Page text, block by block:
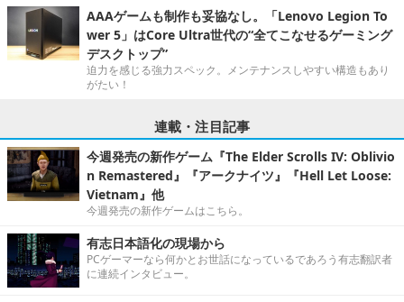
AAAゲームも制作も妥協なし。「Lenovo Legion To
wer 5」はCore Ultra世代の“全てこなせるゲーミング
デスクトップ”
迫力を感じる強力スペック。メンテナンスしやすい構造もあり
がたい！
連載・注目記事
今週発売の新作ゲーム『The Elder Scrolls IV: Oblivio
n Remastered』『アークナイツ』『Hell Let Loose:
Vietnam』他
今週発売の新作ゲームはこちら。
有志日本語化の現場から
PCゲーマーなら何かとお世話になっているであろう有志翻訳者
に連続インタビュー。